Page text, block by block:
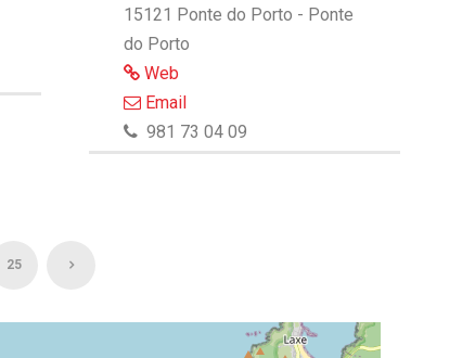
15121 Ponte do Porto - Ponte
do Porto
Web
Email
981 73 04 09
25